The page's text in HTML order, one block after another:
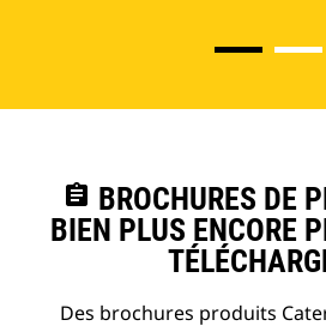
assignment BROCHURES DE
BIEN PLUS ENCORE
Des brochures produits